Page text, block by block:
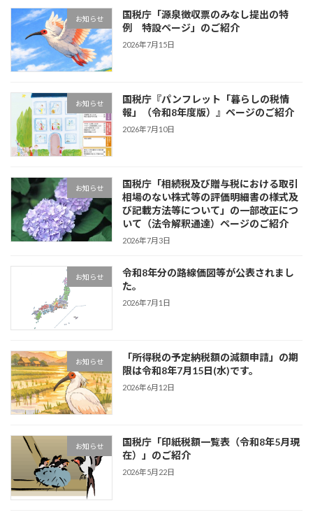
お知らせ
国税庁「源泉徴収票のみなし提出の特
例 特設ページ」のご紹介
2026年7月15日
お知らせ
国税庁『パンフレット「暮らしの税情
報」（令和8年度版）』ページのご紹介
2026年7月10日
お知らせ
国税庁「相続税及び贈与税における取引
相場のない株式等の評価明細書の様式及
び記載方法等について」の一部改正につ
いて（法令解釈通達）ページのご紹介
2026年7月3日
お知らせ
令和8年分の路線価図等が公表されまし
た。
2026年7月1日
お知らせ
「所得税の予定納税額の減額申請」の期
限は令和8年7月15日(水)です。
2026年6月12日
お知らせ
国税庁「印紙税額一覧表（令和8年5月現
在）」のご紹介
2026年5月22日